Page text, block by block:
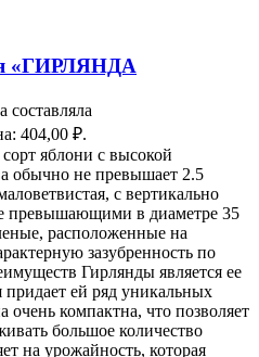
«ГИРЛЯНДА
составляла
404,00 ₽.
яблони с высокой
обычно не превышает 2.5
с вертикально
превышающими в диаметре 35
расположенные на
зазубренность по
Гирлянды является ее
придает ей ряд уникальных
компактна, что позволяет
большое количество
на урожайность, которая